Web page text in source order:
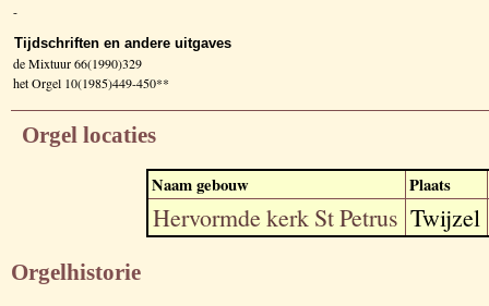
-
Tijdschriften en andere uitgaves
de Mixtuur 66(1990)329
het Orgel 10(1985)449-450**
Orgel locaties
Naam gebouw Plaats
Hervormde kerk St Petrus Twijzel
Orgelhistorie